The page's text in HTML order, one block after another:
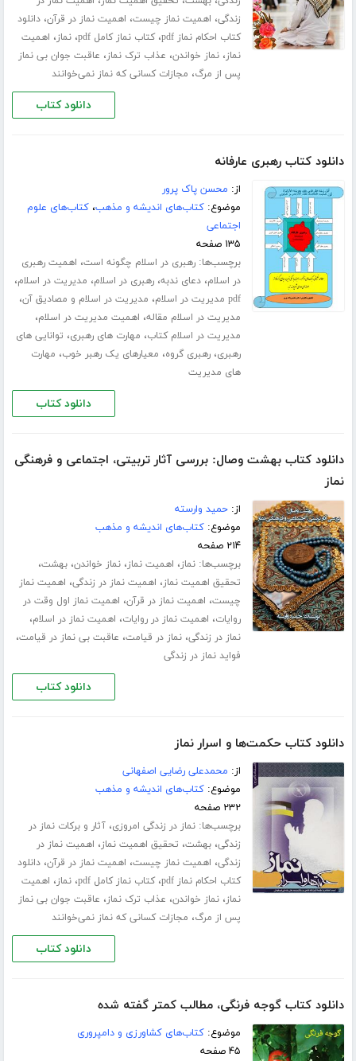
زندگی، اهمیت نماز چیست، اهمیت نماز در قرآن،دانلود
کتاب احکام نماز pdf
،کتاب نماز کامل pdf ،نماز، اهمیت
نماز،نماز خواندن، عذاب ترک نماز، عاقبت جوان بی نماز
پس از مرگ، مجازات کسانی که نماز نمی‌خوانند
دانلود کتاب
دانلود کتاب رهبری عارفانه
از: محسن پاک پرور
موضوع:کتاب‌های اندیشه و مذهب،کتاب‌های علوم
اجتماعی
۱۳۵ صفحه
برچسب‌ها:رهبری در اسلام چگونه است، اهمیت رهبری
در اسلام،دعای ندبه،رهبری در اسلام، مدیریت در اسلام،
pdf مدیریت در اسلام ، مدیریت در اسلام و مصادیق آن،
مدیریت در اسلام مقاله، اهمیت مدیریت در اسلام،
مدیریت در اسلام کتاب، مهارت های رهبری، توانایی های
رهبری،رهبری گروه، معیارهای یک رهبر خوب، مهارت
های مدیریت
دانلود کتاب
دانلود کتاب بهشت وصال: بررسی آثار تربیتی، اجتماعی و فرهنگی
نماز
از:حمید وارسته
موضوع:کتاب‌های اندیشه و مذهب
۲۱۴ صفحه
برچسب‌ها:نماز، اهمیت نماز،نماز خواندن،بهشت،
تحقیق اهمیت نماز، اهمیت نماز در زندگی، اهمیت نماز
چیست، اهمیت نماز در قرآن، اهمیت نماز اول وقت در
روایات، اهمیت نماز در روایات، اهمیت نماز در اسلام،
نماز در زندگی،نماز در قیامت، عاقبت بی نماز در قیامت،
فواید نماز در زندگی
دانلود کتاب
دانلود کتاب حکمت‌ها و اسرار نماز
از: محمدعلی رضایی اصفهانی
موضوع:کتاب‌های اندیشه و مذهب
۲۳۲ صفحه
برچسب‌ها:نماز در زندگی امروزی،آثار و برکات نماز در
زندگی،بهشت، تحقیق اهمیت نماز، اهمیت نماز در
زندگی، اهمیت نماز چیست، اهمیت نماز در قرآن،دانلود
کتاب احکام نماز pdf
،کتاب نماز کامل pdf ،نماز، اهمیت
نماز،نماز خواندن، عذاب ترک نماز، عاقبت جوان بی نماز
پس از مرگ، مجازات کسانی که نماز نمی‌خوانند
دانلود کتاب
دانلود کتاب گوجه فرنگی، مطالب کمتر گفته شده
موضوع:کتاب‌های کشاورزی و دامپروری
۴۵ صفحه